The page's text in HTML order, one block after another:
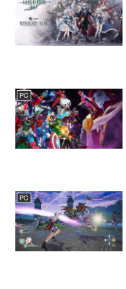
PC
PC